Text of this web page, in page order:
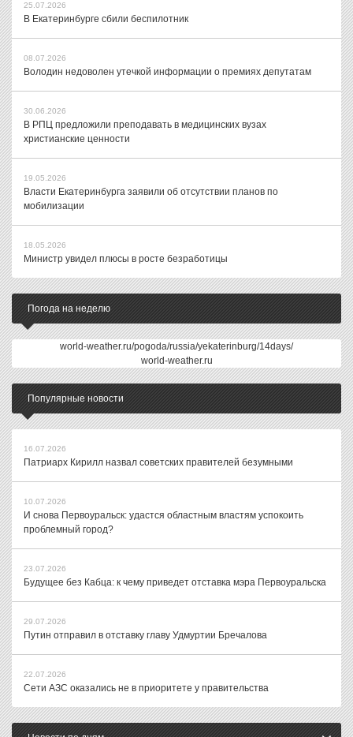
25.07.2026
В Екатеринбурге сбили беспилотник
08.07.2026
Володин недоволен утечкой информации о премиях депутатам
30.06.2026
В РПЦ предложили преподавать в медицинских вузах
христианские ценности
19.05.2026
Власти Екатеринбурга заявили об отсутствии планов по
мобилизации
18.05.2026
Министр увидел плюсы в росте безработицы
Погода на неделю
world-weather.ru/pogoda/russia/yekaterinburg/14days/
world-weather.ru
Популярные новости
16.07.2026
Патриарх Кирилл назвал советских правителей безумными
10.07.2026
И снова Первоуральск: удастся областным властям успокоить
проблемный город?
23.07.2026
Будущее без Кабца: к чему приведет отставка мэра Первоуральска
29.07.2026
Путин отправил в отставку главу Удмуртии Бречалова
22.07.2026
Сети АЗС оказались не в приоритете у правительства